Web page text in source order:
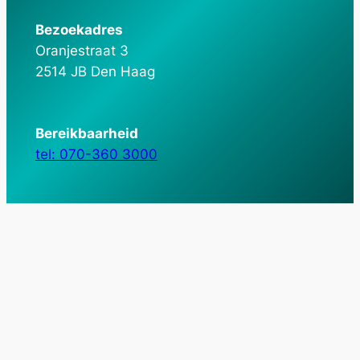
Bezoekadres
Oranjestraat 3
2514 JB Den Haag
Bereikbaarheid
tel: 070-360 3000